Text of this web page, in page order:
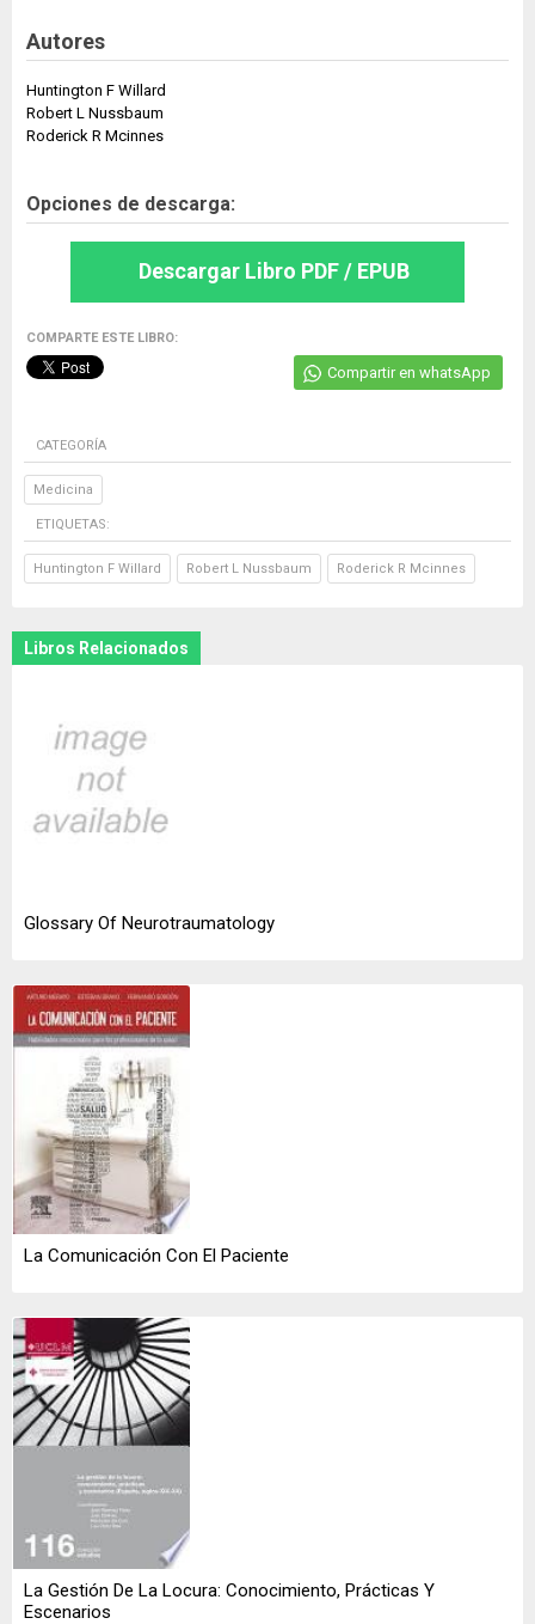
Autores
Huntington F Willard
Robert L Nussbaum
Roderick R Mcinnes
Opciones de descarga:
Descargar Libro PDF / EPUB
COMPARTE ESTE LIBRO:
Compartir en whatsApp
CATEGORÍA
Medicina
ETIQUETAS:
Huntington F Willard Robert L Nussbaum Roderick R Mcinnes
Libros Relacionados
Glossary Of Neurotraumatology
La Comunicación Con El Paciente
La Gestión De La Locura: Conocimiento, Prácticas Y
Escenarios